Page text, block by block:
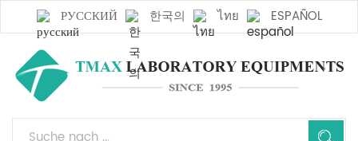
РУССКИЙ 한국의 ไทย ESPAÑOL